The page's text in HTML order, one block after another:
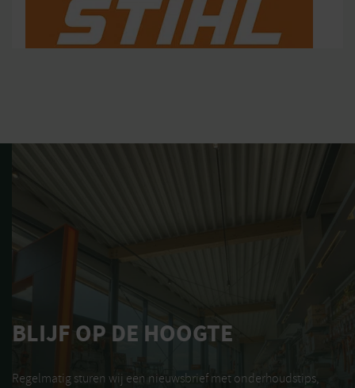
BLIJF OP DE HOOGTE
Regelmatig sturen wij een nieuwsbrief met onderhoudstips,